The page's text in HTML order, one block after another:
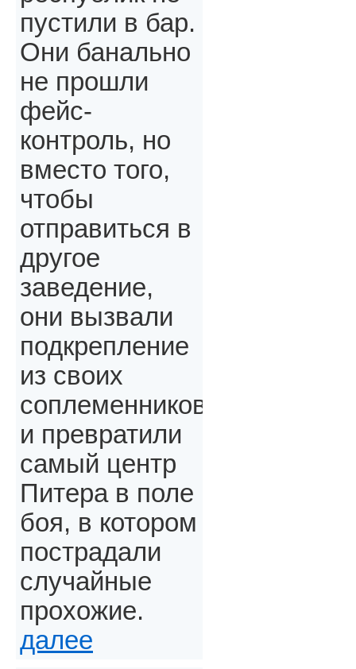
пустили в бар.
Они банально
не прошли
фейс-
контроль, но
вместо того,
чтобы
отправиться в
другое
заведение,
они вызвали
подкрепление
из своих
соплеменников
и превратили
самый центр
Питера в поле
боя, в котором
пострадали
случайные
прохожие.
далее